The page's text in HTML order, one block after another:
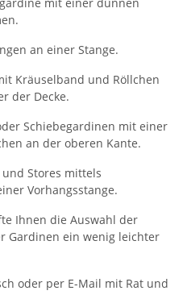
an einer Stange.
Kräuselband und Röllchen
der Decke.
Schiebegardinen mit einer
an der oberen Kante.
Stores mittels
Vorhangsstange.
Ihnen die Auswahl der
Gardinen ein wenig leichter
oder per E-Mail mit Rat und